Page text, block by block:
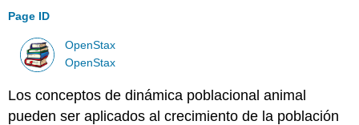
Page ID
OpenStax
OpenStax
Los conceptos de dinámica poblacional animal
pueden ser aplicados al crecimiento de la población